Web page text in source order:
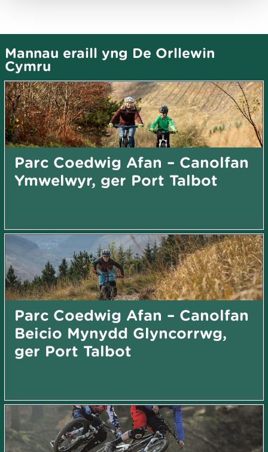
Mannau eraill yng De Orllewin
Cymru
Parc Coedwig Afan – Canolfan
Ymwelwyr, ger Port Talbot
Parc Coedwig Afan – Canolfan
Beicio Mynydd Glyncorrwg,
ger Port Talbot